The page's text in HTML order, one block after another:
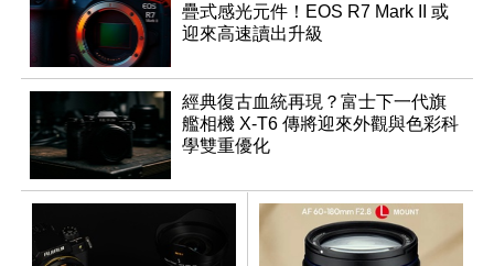
疊式感光元件！EOS R7 Mark II 或
迎來高速讀出升級
經典復古血統再現？富士下一代旗
艦相機 X-T6 傳將迎來外觀與色彩科
學雙重優化